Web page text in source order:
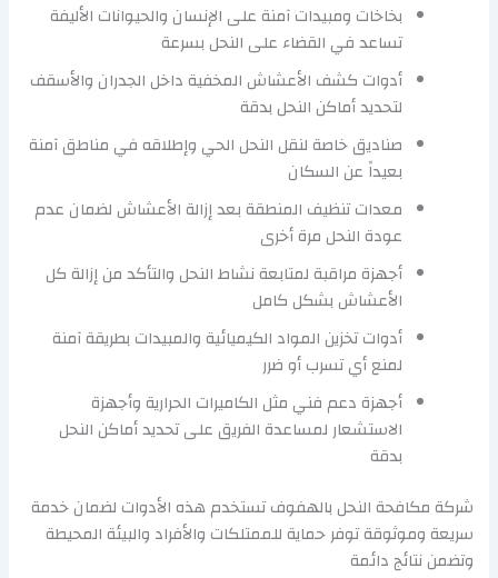
بخاخات ومبيدات آمنة على الإنسان والحيوانات الأليفة
تساعد في القضاء على النحل بسرعة
أدوات كشف الأعشاش المخفية داخل الجدران والأسقف
لتحديد أماكن النحل بدقة
صناديق خاصة لنقل النحل الحي وإطلاقه في مناطق آمنة
بعيداً عن السكان
معدات تنظيف المنطقة بعد إزالة الأعشاش لضمان عدم
عودة النحل مرة أخرى
أجهزة مراقبة لمتابعة نشاط النحل والتأكد من إزالة كل
الأعشاش بشكل كامل
أدوات تخزين المواد الكيميائية والمبيدات بطريقة آمنة
لمنع أي تسرب أو ضرر
أجهزة دعم فني مثل الكاميرات الحرارية وأجهزة
الاستشعار لمساعدة الفريق على تحديد أماكن النحل
بدقة
شركة مكافحة النحل بالهفوف تستخدم هذه الأدوات لضمان خدمة
سريعة وموثوقة توفر حماية للممتلكات والأفراد والبيئة المحيطة
وتضمن نتائج دائمة